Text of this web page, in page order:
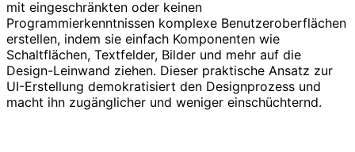
mit eingeschränkten oder keinen
Programmierkenntnissen komplexe Benutzeroberflächen
erstellen, indem sie einfach Komponenten wie
Schaltflächen, Textfelder, Bilder und mehr auf die
Design-Leinwand ziehen. Dieser praktische Ansatz zur
UI-Erstellung demokratisiert den Designprozess und
macht ihn zugänglicher und weniger einschüchternd.